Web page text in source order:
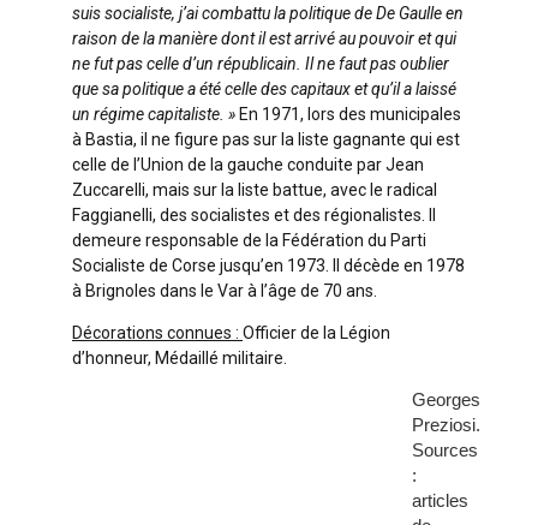
suis socialiste, j’ai combattu la politique de De Gaulle en
raison de la manière dont il est arrivé au pouvoir et qui
ne fut pas celle d’un républicain. Il ne faut pas oublier
que sa politique a été celle des capitaux et qu’il a laissé
un régime capitaliste. » En 1971, lors des municipales
à Bastia, il ne figure pas sur la liste gagnante qui est
celle de l’Union de la gauche conduite par Jean
Zuccarelli, mais sur la liste battue, avec le radical
Faggianelli, des socialistes et des régionalistes. Il
demeure responsable de la Fédération du Parti
Socialiste de Corse jusqu’en 1973. Il décède en 1978
à Brignoles dans le Var à l’âge de 70 ans.
Décorations connues : Officier de la Légion
d’honneur, Médaillé militaire.
Georges
Preziosi.
Sources
:
articles